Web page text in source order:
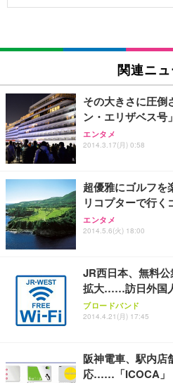
関連ニュ
その大きさに圧倒
ン・エリザベス号
エンタメ
2014.3.17(月) 0:58
超優雅にゴルフ
リコプターで行く
エンタメ
2014.5.6(火) 18:00
JR西日本、無料
拡大……訪日外国
ブロードバンド
2014.4.21(月) 17:45
阪神電車、駅内店
応……「ICOCA」